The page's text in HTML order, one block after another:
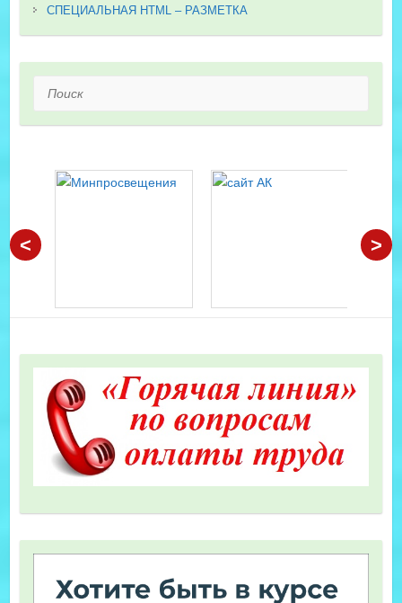
СПЕЦИАЛЬНАЯ HTML – РАЗМЕТКА
Поиск
< >